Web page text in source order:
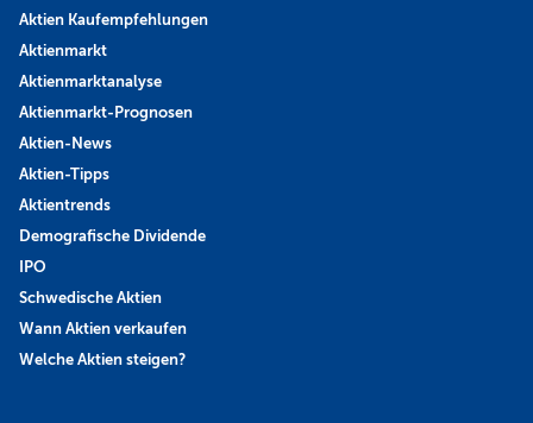
Aktien Kaufempfehlungen
Aktienmarkt
Aktienmarktanalyse
Aktienmarkt-Prognosen
Aktien-News
Aktien-Tipps
Aktientrends
Demografische Dividende
IPO
Schwedische Aktien
Wann Aktien verkaufen
Welche Aktien steigen?